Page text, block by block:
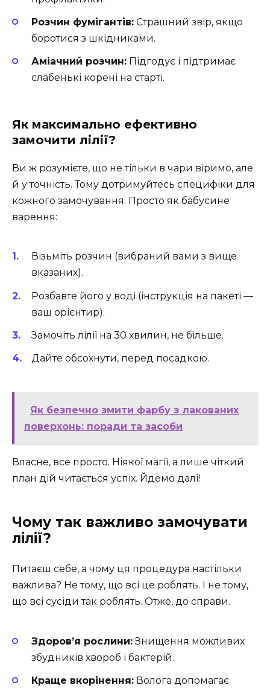
Розчин фумігантів: Страшний звір, якщо
боротися з шкідниками.
Аміачний розчин: Підгодує і підтримає
слабенькі корені на старті.
Як максимально ефективно
замочити лілії?
Ви ж розумієте, що не тільки в чари віримо, але
й у точність. Тому дотримуйтесь специфіки для
кожного замочування. Просто як бабусине
варення:
Візьміть розчин (вибраний вами з вище
вказаних).
Розбавте його у воді (інструкція на пакеті —
ваш орієнтир).
Замочіть лілії на 30 хвилин, не більше.
Дайте обсохнути, перед посадкою.
Як безпечно змити фарбу з лакованих
поверхонь: поради та засоби
Власне, все просто. Ніякої магії, а лише чіткий
план дій читається успіх. Йдемо далі!
Чому так важливо замочувати
лілії?
Питаєш себе, а чому ця процедура настільки
важлива? Не тому, що всі це роблять. І не тому,
що всі сусіди так роблять. Отже, до справи.
Здоров’я рослини:Знищення можливих
збудників хвороб і бактерій.
Краще вкорінення: Волога допомагає